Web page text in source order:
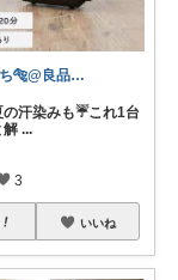
とらち🐅@良品をお得に🌿ミニマリスト
の汗染みも☔これ1台
解 ...
3
いいね